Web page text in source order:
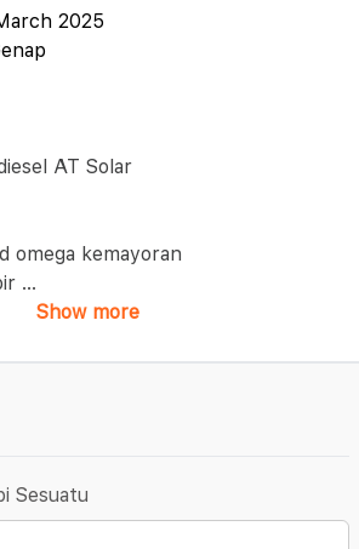
2025
AT Solar
omega kemayoran
...
Show more
Sesuatu